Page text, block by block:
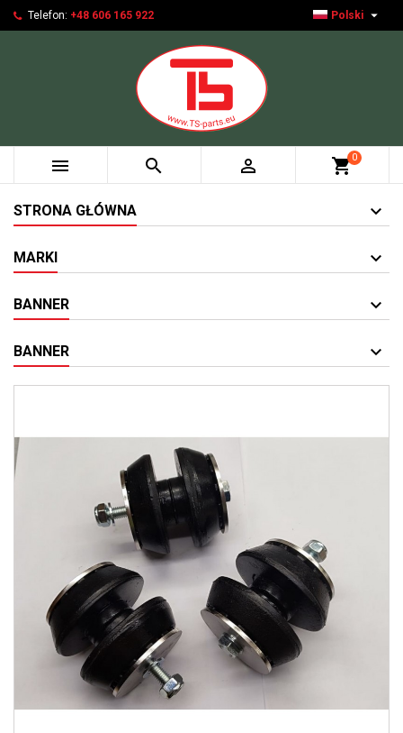
Telefon: +48 606 165 922 Polski 
   shopping_cart0
STRONA GŁÓWNA
MARKI
BANNER
BANNER